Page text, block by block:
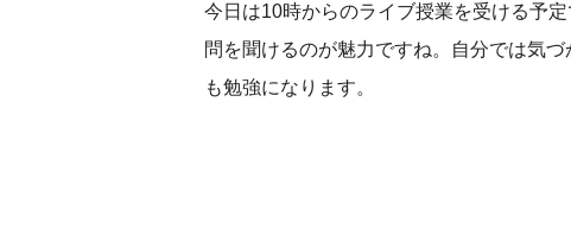
今日は10時からのライブ授業を受ける予
問を聞けるのが魅力ですね。自分では気
も勉強になります。